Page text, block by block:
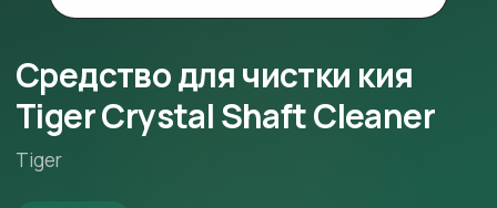
Средство для чистки кия
Tiger Crystal Shaft Cleaner
Tiger